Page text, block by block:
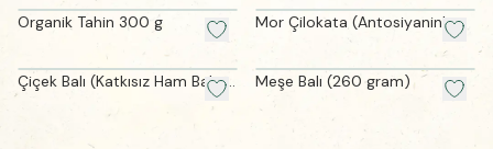
Organik Tahin 300 g
Mor Çilokata (Antosiyaninli
Fındık Kreması-195 gram)
Çiçek Balı (Katkısız Ham Bal -
Meşe Balı (260 gram)